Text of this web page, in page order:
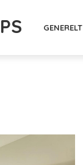
GENERELT